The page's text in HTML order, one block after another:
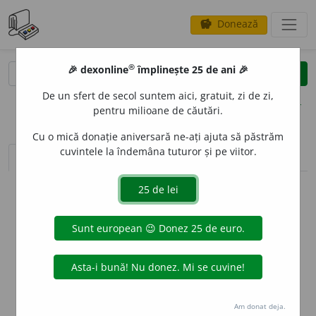
savings Donează
clear
opțiuni
sinteza definițiilor (1) definiții (4) conjugări
info
Aceste definiții sunt compilate de
echipa dexonline. Definițiile
originale se află pe filadefiniții.
preferințe
🎉 dexonline® împlinește 25 de ani 🎉
De un sfert de secol suntem aici, gratuit, zi de zi,
pentru milioane de căutări.
Cu o mică donație aniversară ne-ați ajuta să păstrăm
cuvintele la îndemâna tuturor și pe viitor.
Am donat deja.